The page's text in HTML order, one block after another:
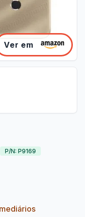
Ver em
P/N: P9169